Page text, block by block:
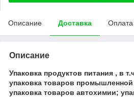
Описание Доставка Оплата
Описание
Упаковка продуктов питания , в
упаковка товаров
упаковка товаров автохимии;